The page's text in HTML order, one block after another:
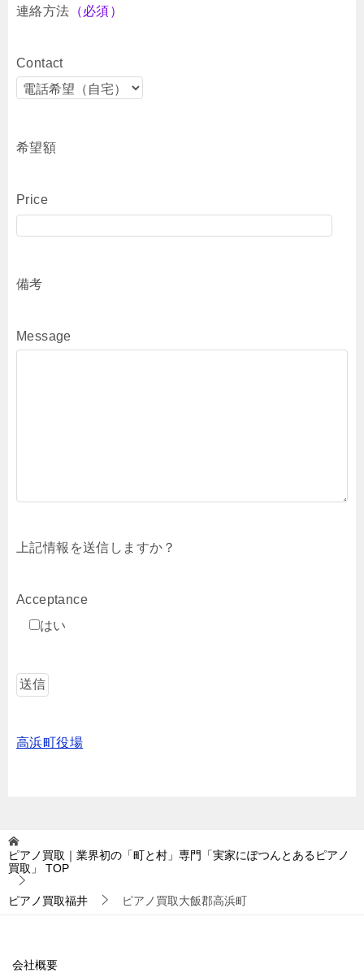
連絡方法 （必須）
Contact
希望額
Price
備考
Message
上記情報を送信しますか？
Acceptance
はい
高浜町役場
ピアノ買取｜業界初の「町と村」専門「実家にぽつんとあるピアノ
買取」
TOP
ピアノ買取福井 ピアノ買取大飯郡高浜町
会社概要